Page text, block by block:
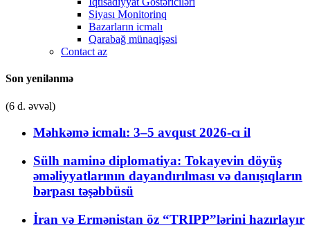
Siyası Monitorinq
Bazarların icmalı
Qarabağ münaqişəsi
Contact az
Son yenilənmə
(6 d. əvvəl)
Məhkəmə icmalı: 3–5 avqust 2026-cı il
Sülh naminə diplomatiya: Tokayevin döyüş
əməliyyatlarının dayandırılması və danışıqların
bərpası təşəbbüsü
İran və Ermənistan öz “TRIPP”lərini hazırlayır